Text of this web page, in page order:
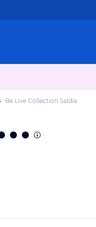
Be Live Collection Saïdia